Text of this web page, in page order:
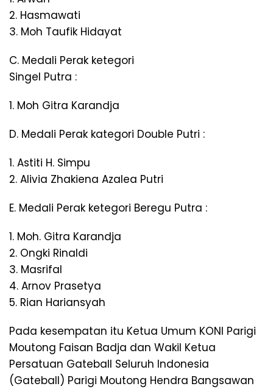
2. Hasmawati
3. Moh Taufik Hidayat
C. Medali Perak ketegori
Singel Putra :
1. Moh Gitra Karandja
D. Medali Perak kategori Double Putri :
1. Astiti H. Simpu
2. Alivia Zhakiena Azalea Putri
E. Medali Perak ketegori Beregu Putra :
1. Moh. Gitra Karandja
2. Ongki Rinaldi
3. Masrifal
4. Arnov Prasetya
5. Rian Hariansyah
Pada kesempatan itu Ketua Umum KONI Parigi
Moutong Faisan Badja dan Wakil Ketua
Persatuan Gateball Seluruh Indonesia
(Gateball) Parigi Moutong Hendra Bangsawan